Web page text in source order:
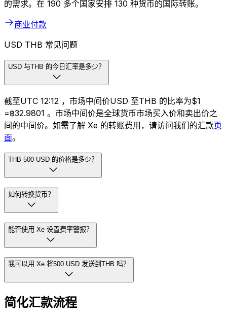
的需求。在 190 多个国家安排 130 种货币的国际转账。
商业付款
USD THB 常见问题
USD 与THB 的今日汇率是多少？
截至UTC 12:12 ，市场中间价USD 至THB 的比率为$1
=฿32.9801 。市场中间价是全球货币市场买入价和卖出价之
间的中间价。如需了解 Xe 的转账费用，请访问我们的汇款页
面。
THB 500 USD 的价格是多少？
如何转换货币？
能否使用 Xe 设置费率警报？
我可以用 Xe 将500 USD 发送到THB 吗？
简化汇款流程